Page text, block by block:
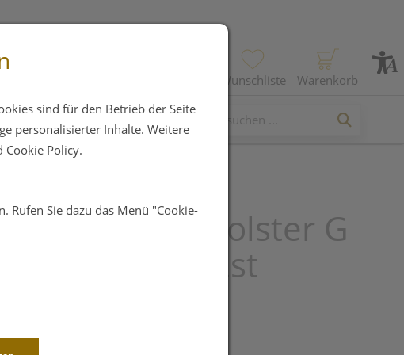
Wunschliste Warenkorb
Vorfusspolster G
Nr 64156 2st
EUR
sind für den Betrieb der Seite
personalisierter Inhalte. Weitere
Policy.
Rufen Sie dazu das Menü "Cookie-